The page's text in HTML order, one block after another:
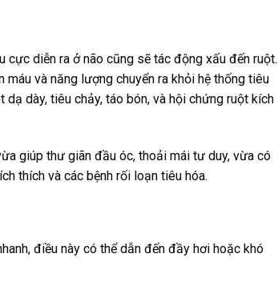
diễn ra ở não cũng sẽ tác động xấu đến ruột.
và năng lượng chuyển ra khỏi hệ thống tiêu
dày, tiêu chảy, táo bón, và hội chứng ruột kích
giúp thư giãn đầu óc, thoải mái tư duy, vừa có
thích và các bệnh rối loạn tiêu hóa.
điều này có thể dẫn đến đầy hơi hoặc khó